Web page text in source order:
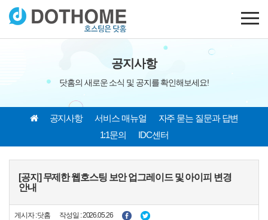
공지사항
닷홈의 새로운 소식 및 공지를 확인해보세요!
공지사항 서비스 매뉴얼
자주 묻는 질문과 답변
1:1문의
IDC센터
[공지] 무제한 웹호스팅 보안 업그레이드 및 아이피 변경
안내
게시자 : 닷홈 작성일 : 2026.05.26